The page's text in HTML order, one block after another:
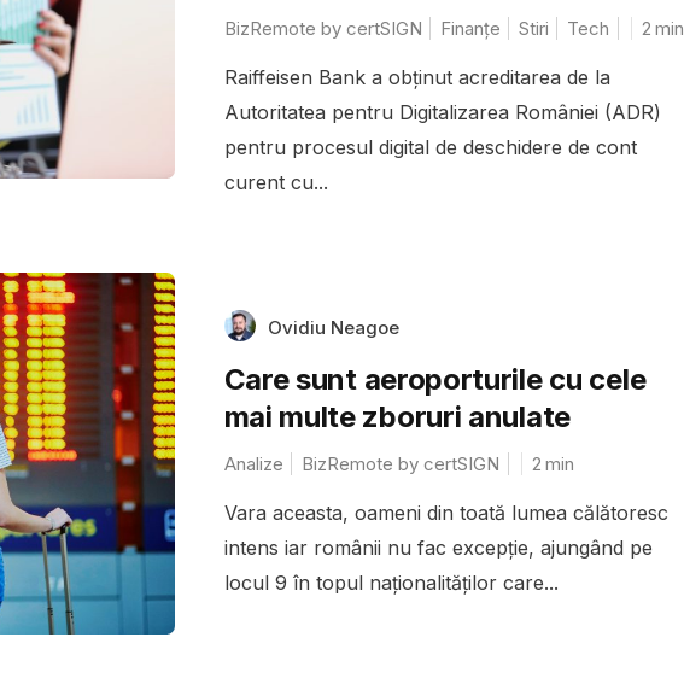
BizRemote by certSIGN Finanțe Stiri Tech 2 min
Raiffeisen Bank a obținut acreditarea de la
Autoritatea pentru Digitalizarea României (ADR)
pentru procesul digital de deschidere de cont
curent cu...
Ovidiu Neagoe
Care sunt aeroporturile cu cele
mai multe zboruri anulate
Analize BizRemote by certSIGN 2 min
Vara aceasta, oameni din toată lumea călătoresc
intens iar românii nu fac excepție, ajungând pe
locul 9 în topul naționalităților care...